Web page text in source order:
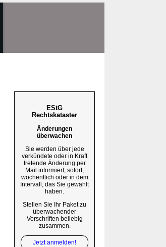
EStG
Rechtskataster
Änderungen
überwachen
Sie werden über jede
verkündete oder in Kraft
tretende Änderung per
Mail informiert, sofort,
wöchentlich oder in dem
Intervall, das Sie gewählt
haben.
Stellen Sie Ihr Paket zu
überwachender
Vorschriften beliebig
zusammen.
Jetzt anmelden!